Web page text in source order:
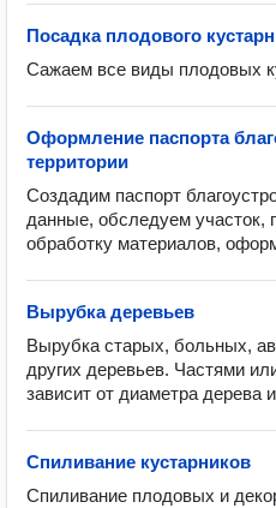
Посадка плодового
Сажаем все виды плодовых
Оформление паспорта
территории
Создадим паспорт
данные, обследуем участок,
обработку материалов,
Вырубка деревьев
Вырубка старых, больных,
других деревьев. Частями
зависит от диаметра дерева
Спиливание кустарников
Спиливание плодовых и